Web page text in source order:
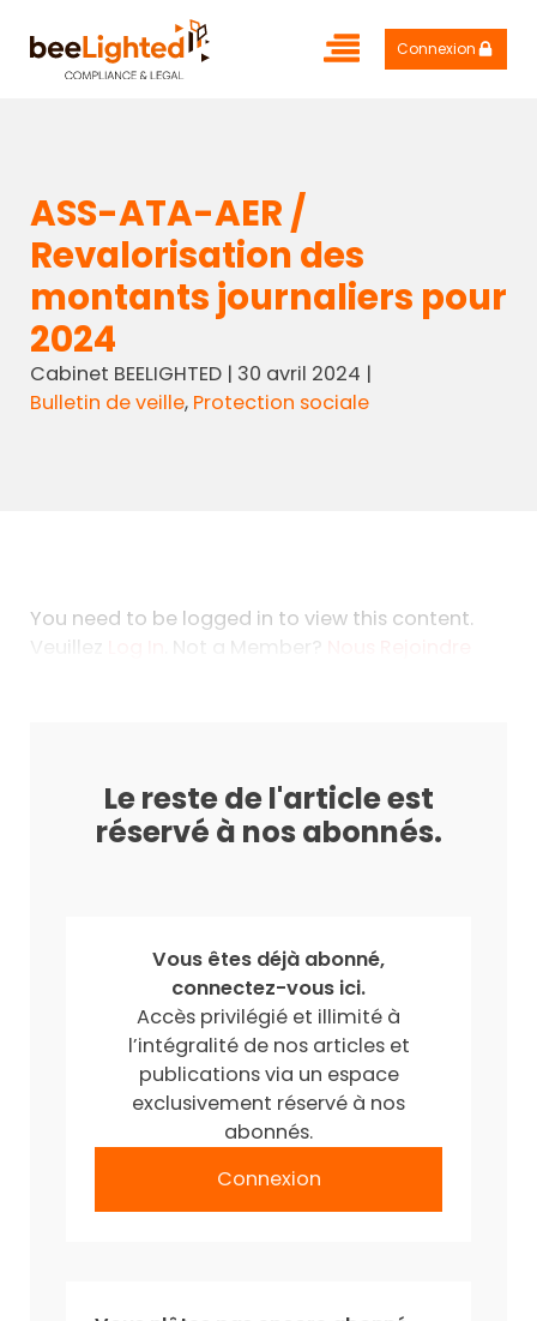
Connexion
ASS-ATA-AER /
Revalorisation des
montants journaliers pour
2024
Cabinet BEELIGHTED| 30 avril 2024 |
Bulletin de veille, Protection sociale
You need to be logged in to view this content.
Veuillez
. Not a Member?
Le reste de l'article est
réservé à nos abonnés.
Vous êtes déjà abonné,
connectez-vous ici.
Accès privilégié et illimité à
l’intégralité de nos articles et
publications via un espace
exclusivement réservé à nos
abonnés.
Connexion